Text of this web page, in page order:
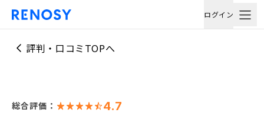
ログイン
評判・口コミTOPへ
総合評価： 4.7